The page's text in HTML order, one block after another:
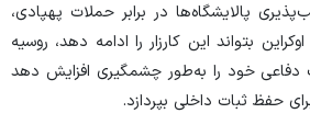
پالایشگاه‌ها در برابر حملات پهپادی،
بتواند این کارزار را ادامه دهد، روسیه
دفاعی خود را به‌طور چشمگیری افزایش دهد
حفظ ثبات داخلی بپردازد.